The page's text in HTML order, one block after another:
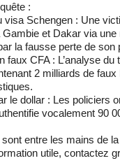
:
visa Schengen : Une
Gambie et Dakar via
la fausse perte de son
faux CFA : L’analyse
2 milliards de
le dollar : Les policiers
vocalement 90
entre les mains de
utile, contactez